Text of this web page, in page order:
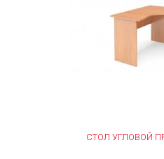
СТОЛ УГЛОВОЙ